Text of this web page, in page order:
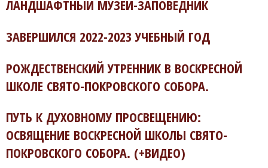
ЛАНДШАФТНЫЙ МУЗЕЙ-ЗАПОВЕДНИК
ЗАВЕРШИЛСЯ 2022-2023 УЧЕБНЫЙ ГОД
РОЖДЕСТВЕНСКИЙ УТРЕННИК В ВОСКРЕСНОЙ
ШКОЛЕ СВЯТО-ПОКРОВСКОГО СОБОРА.
ПУТЬ К ДУХОВНОМУ ПРОСВЕЩЕНИЮ:
ОСВЯЩЕНИЕ ВОСКРЕСНОЙ ШКОЛЫ СВЯТО-
ПОКРОВСКОГО СОБОРА. (+ВИДЕО)